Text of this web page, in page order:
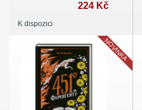
224 Kč
K dispozici
NOVINKA